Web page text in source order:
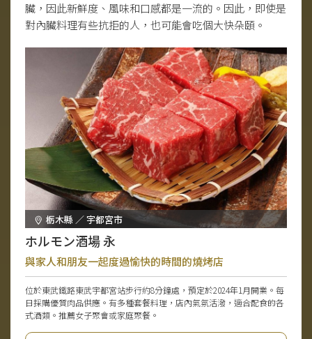
臟，因此新鮮度、風味和口感都是一流的。因此，即使是
對內臟料理有些抗拒的人，也可能會吃個大快朵頤。
栃木縣 ／ 宇都宮市
ホルモン酒場 永
與家人和朋友一起度過愉快的時間的燒烤店
位於東武鐵路東武宇都宮站步行約8分鐘處，預定於2024年1月開業。每
日採購優質肉品供應。有多種套餐料理，店內氣氛活潑，適合配食的各
式酒類。推薦女子聚會或家庭聚餐。